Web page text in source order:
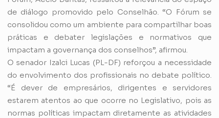
de diálogo promovido pelo Conselhão. “O Fórum se
consolidou como um ambiente para compartilhar boas
práticas e debater legislações e normativos que
impactam a governança dos conselhos”, afirmou.
O senador Izalci Lucas (PL-DF) reforçou a necessidade
do envolvimento dos profissionais no debate político.
“É dever de empresários, dirigentes e servidores
estarem atentos ao que ocorre no Legislativo, pois as
normas políticas impactam diretamente as atividades